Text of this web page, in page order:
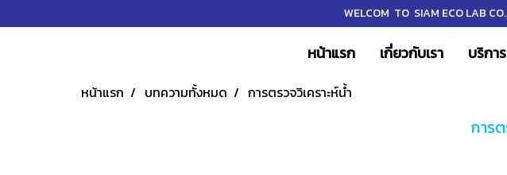
WELCOM TO SIAM ECO LAB
หน้าแรก เกี่ยวกับเรา บริกา
หน้าแรก บทความทั้งหมด การตรวจวิเคราะห์น้ำ
การ